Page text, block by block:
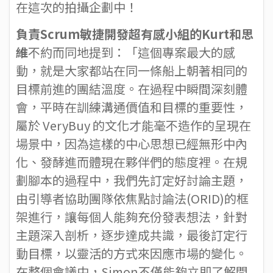
在這次的拍攝企劃中！
負責Scrum敏捷開發超有感小組的Kurt和思
維不約而同地提到：「這個專案最大的感
動，就是大家都站在同一條船上朝著相同的
目標前進的團結溫度。在過程中瞬間深刻體
會，平時在訓練溝通價值和目標的重要性，
屬於 VeryBuy 的文化才能毫不造作的呈現在
場景中，因為這樣的中心思想已經無形中內
化、發酵進而體現在夥伴們的態度裡。在規
劃腳本的過程中，我們先訂定好討論主題，
由引導者協助團隊依焦點討論法(ORID)的框
架進行，讓每個人能夠充份發表想法，針對
主題深入剖析，逐步達成共識，最後訂定行
動目標，以靈活的方式來因應市場的變化。